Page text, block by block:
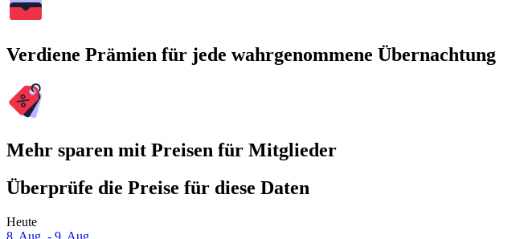
Verdiene Prämien für jede wahrgenommene Übernachtung
Mehr sparen mit Preisen für Mitglieder
Überprüfe die Preise für diese Daten
Heute